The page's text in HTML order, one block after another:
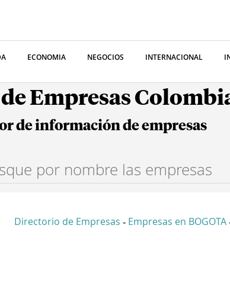
ECONOMIA NEGOCIOS INTERNACIONAL
Empresas
de información de empresas
Directorio de Empresas - Empresas en BOGOTA